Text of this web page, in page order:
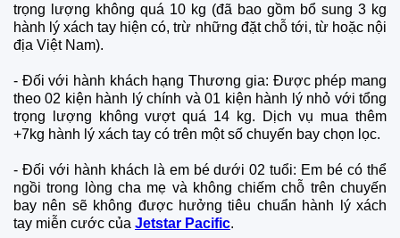
trọng lượng không quá 10 kg (đã bao gồm bổ sung 3 kg
hành lý xách tay hiện có, trừ những đặt chỗ tới, từ hoặc nội
địa Việt Nam).
- Đối với hành khách hạng Thương gia: Được phép mang
theo 02 kiện hành lý chính và 01 kiện hành lý nhỏ với tổng
trọng lượng không vượt quá 14 kg. Dịch vụ mua thêm
+7kg hành lý xách tay có trên một số chuyến bay chọn lọc.
- Đối với hành khách là em bé dưới 02 tuổi: Em bé có thể
ngồi trong lòng cha mẹ và không chiếm chỗ trên chuyến
bay nên sẽ không được hưởng tiêu chuẩn hành lý xách
tay miễn cước của Jetstar Pacific.